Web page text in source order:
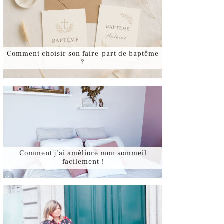
Comment choisir son faire-part de baptême
?
Comment j’ai amélioré mon sommeil
facilement !